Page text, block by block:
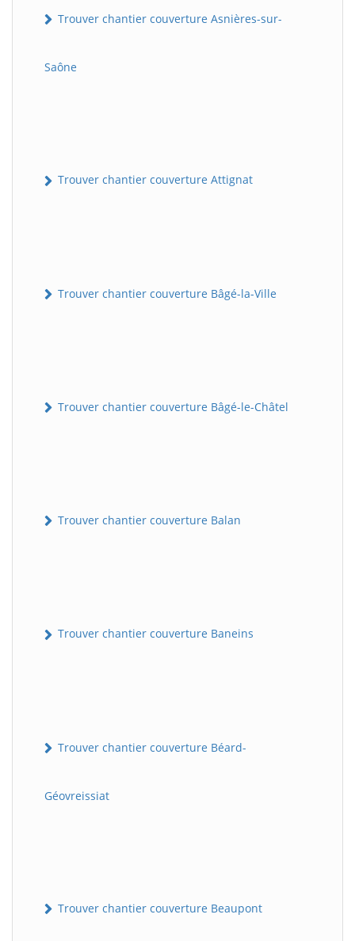
Trouver chantier couverture Asnières-sur-
Saône
Trouver chantier couverture Attignat
Trouver chantier couverture Bâgé-la-Ville
Trouver chantier couverture Bâgé-le-Châtel
Trouver chantier couverture Balan
Trouver chantier couverture Baneins
Trouver chantier couverture Béard-
Géovreissiat
Trouver chantier couverture Beaupont